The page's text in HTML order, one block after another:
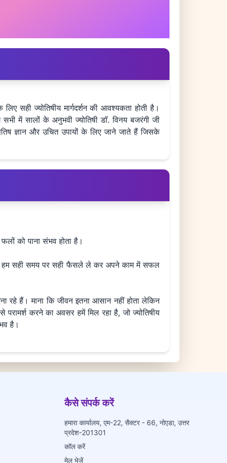
सही ज्योतिषीय मार्गदर्शन की आवश्यकता होती है।
में सालों के अनुभवी ज्योतिषी डॉ. विनय बजरंगी जी
ज्ञान और उचित उपायों के लिए जाने जाते हैं जिसके
को पाना संभव होता है।
हम सही समय पर सही फैसले ले कर अपने काम में सफल
रहे हैं। माना कि जीवन इतना आसान नहीं होता लेकिन
करने का अवसर हमें मिल रहा है, जो ज्योतिषीय
है।
कैसे संपर्क करें
हमारा कार्यालय, एम-22, सैक्टर - 66, नोएडा, उत्तर
प्रदेश-201301
कॉल करें
मेल भेजें